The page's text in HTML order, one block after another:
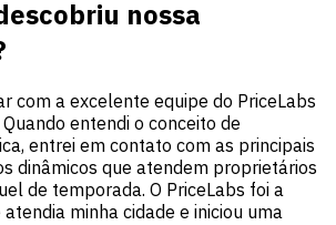
nossa
com a excelente equipe do PriceLabs
entendi o conceito de
entrei em contato com as principais
dinâmicos que atendem proprietários
de temporada. O PriceLabs foi a
minha cidade e iniciou uma